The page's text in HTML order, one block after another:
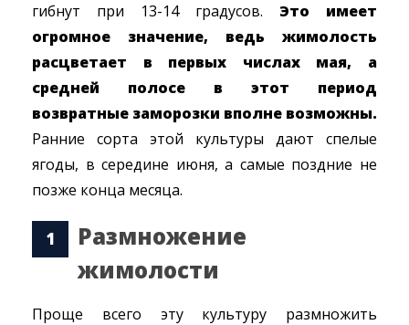
гибнут при 13-14 градусов. Это имеет
огромное значение, ведь жимолость
расцветает в первых числах мая, а
средней полосе в этот период
возвратные заморозки вполне возможны.
Ранние сорта этой культуры дают спелые
ягоды, в середине июня, а самые поздние не
позже конца месяца.
Размножение
жимолости
Проще всего эту культуру размножить